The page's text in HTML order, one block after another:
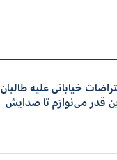
خیابانی علیه طالبان
قدر می‌نوازم تا صدایش